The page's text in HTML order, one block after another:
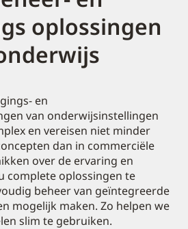
oplossingen
en
van onderwijsinstellingen
en vereisen niet minder
dan in commerciële
over de ervaring en
complete oplossingen te
beheer van geïntegreerde
mogelijk maken. Zo helpen we
slim te gebruiken.